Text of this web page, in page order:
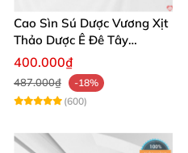
Cao Sìn Sú Dược Vương Xịt
Thảo Dược Ê Đê Tây
Nguyên Hỗ Trợ Xuất Tinh
400.000₫
487.000₫
-18%
(600)